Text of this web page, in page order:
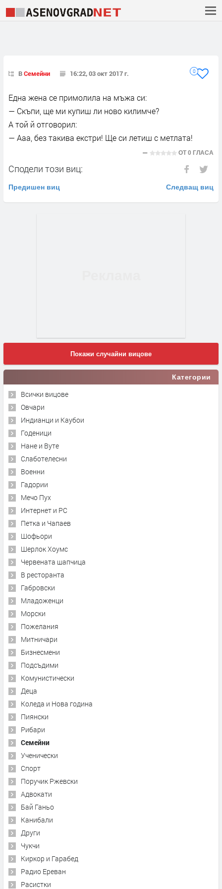
ВСемейни 16:22, 03 окт 2017 г. 0
Една жена се примолила на мъжа си:
— Скъпи, ще ми купиш ли ново килимче?
А той й отговорил:
— Ааа, без такива екстри! Ще си летиш с метлата!
ОТ0 ГЛАСА
Сподели този виц:
Предишен виц Следващ виц
Покажи случайни вицове
Категории
Всички вицове
Овчари
Индианци и Каубои
Годеници
Нане и Вуте
Слаботелесни
Военни
Гадории
Мечо Пух
Интернет и PC
Петка и Чапаев
Шофьори
Шерлок Хоумс
Червената шапчица
В ресторанта
Габровски
Младоженци
Морски
Пожелания
Митничари
Бизнесмени
Подсъдими
Комунистически
Деца
Коледа и Нова година
Пиянски
Рибари
Семейни
Ученически
Спорт
Поручик Ржевски
Адвокати
Бай Ганьо
Канибали
Други
Чукчи
Киркор и Гарабед
Радио Ереван
Расистки